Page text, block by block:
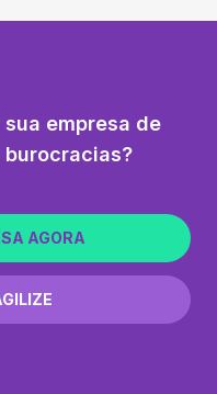
empresa de
burocracias?
AGORA